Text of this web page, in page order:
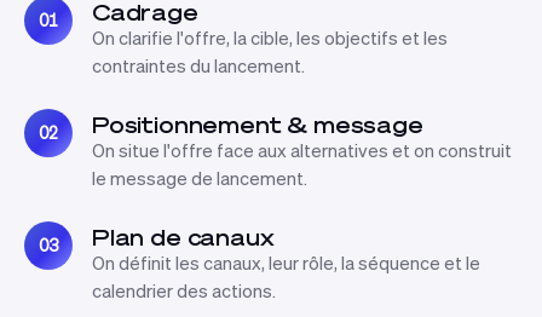
01 Cadrage
On clarifie l'offre, la cible, les objectifs et les
contraintes du lancement.
02 Positionnement & message
On situe l'offre face aux alternatives et on construit
le message de lancement.
03 Plan de canaux
On définit les canaux, leur rôle, la séquence et le
calendrier des actions.